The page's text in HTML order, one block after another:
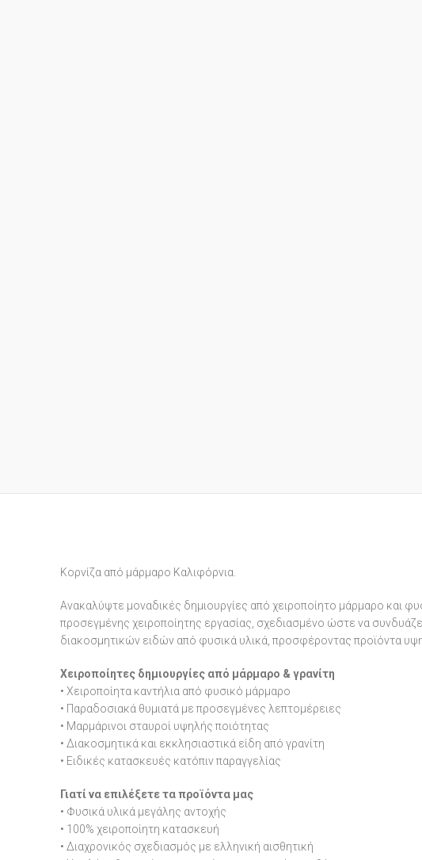
Κορνίζα από μάρμαρο Καλιφόρνια.
Ανακαλύψτε μοναδικές δημιουργίες από χειροποίητο μάρμαρο και
προσεγμένης χειροποίητης εργασίας, σχεδιασμένο ώστε να
διακοσμητικών ειδών από φυσικά υλικά, προσφέροντας προϊόντα
Χειροποίητες δημιουργίες από μάρμαρο & γρανίτη
• Χειροποίητα καντήλια από φυσικό μάρμαρο
• Παραδοσιακά θυμιατά με προσεγμένες λεπτομέρειες
• Μαρμάρινοι σταυροί υψηλής ποιότητας
• Διακοσμητικά και εκκλησιαστικά είδη από γρανίτη
• Ειδικές κατασκευές κατόπιν παραγγελίας
Γιατί να επιλέξετε τα προϊόντα μας
• Φυσικά υλικά μεγάλης αντοχής
• 100% χειροποίητη κατασκευή
• Διαχρονικός σχεδιασμός με ελληνική αισθητική